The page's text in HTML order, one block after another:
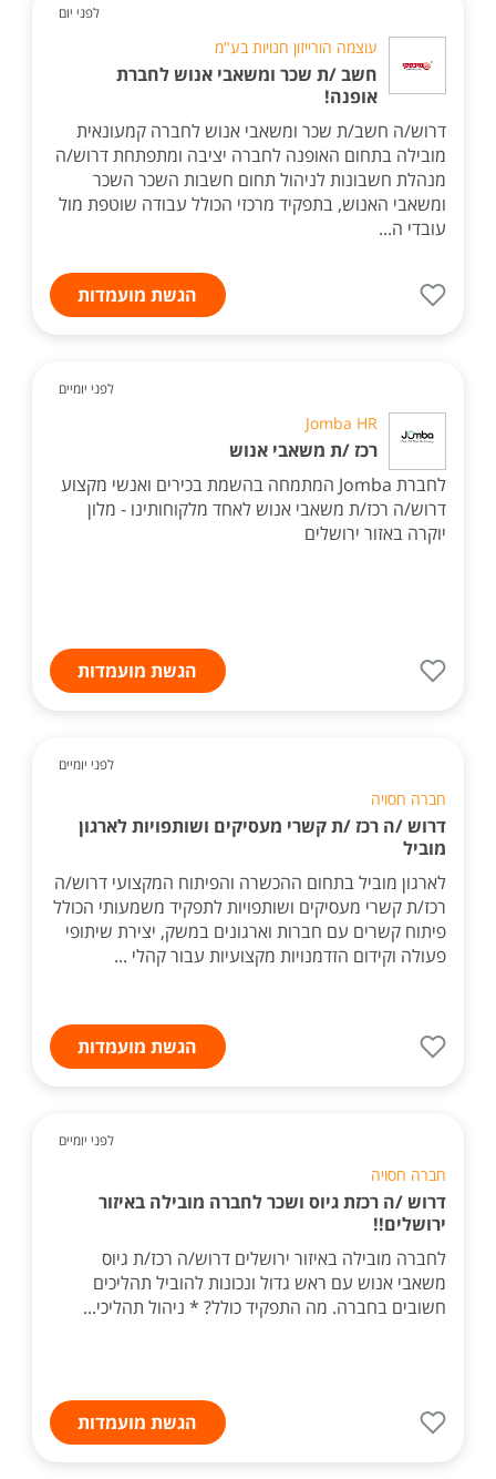
לפני יום
עוצמה הורייזון חנויות בע"מ
חשב /ת שכר ומשאבי אנוש לחברת
אופנה!
דרוש/ה חשב/ת שכר ומשאבי אנוש לחברה קמעונאית
מובילה בתחום האופנה לחברה יציבה ומתפתחת דרוש/ה
מנהלת חשבונות לניהול תחום חשבות השכר השכר
ומשאבי האנוש, בתפקיד מרכזי הכולל עבודה שוטפת מול
עובדי ה...
הגשת מועמדות
לפני יומיים
Jomba HR
רכז /ת משאבי אנוש
לחברת Jomba המתמחה בהשמת בכירים ואנשי מקצוע
דרוש/ה רכז/ת משאבי אנוש לאחד מלקוחותינו - מלון
יוקרה באזור ירושלים
הגשת מועמדות
לפני יומיים
חברה חסויה
דרוש /ה רכז /ת קשרי מעסיקים ושותפויות לארגון
מוביל
לארגון מוביל בתחום ההכשרה והפיתוח המקצועי דרוש/ה
רכז/ת קשרי מעסיקים ושותפויות לתפקיד משמעותי הכולל
פיתוח קשרים עם חברות וארגונים במשק, יצירת שיתופי
פעולה וקידום הזדמנויות מקצועיות עבור קהלי ...
הגשת מועמדות
לפני יומיים
חברה חסויה
דרוש /ה רכזת גיוס ושכר לחברה מובילה באיזור
ירושלים!!
לחברה מובילה באיזור ירושלים דרוש/ה רכז/ת גיוס
משאבי אנוש עם ראש גדול ונכונות להוביל תהליכים
חשובים בחברה. מה התפקיד כולל? * ניהול תהליכי...
הגשת מועמדות